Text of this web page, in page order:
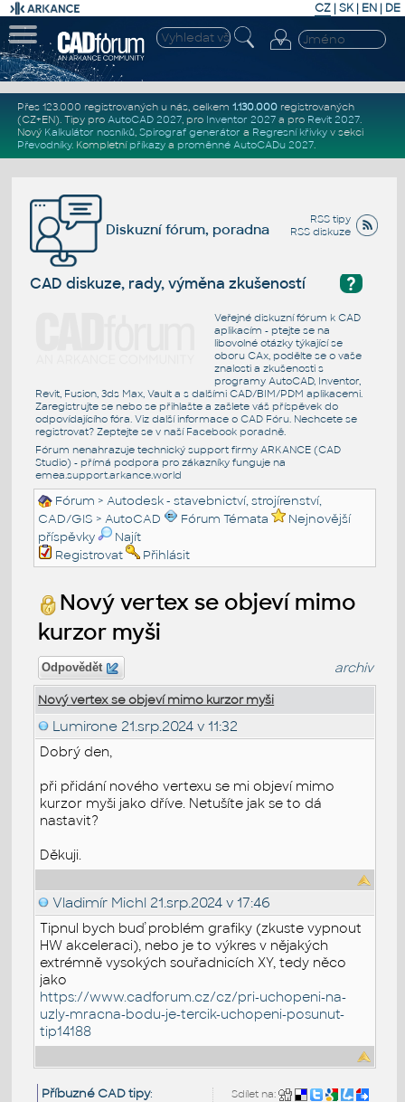
CZ | SK| EN | DE
Přes 123.000 registrovaných u nás, celkem 1.130.000registrovaných
(CZ+EN). Tipy pro AutoCAD 2027, pro Inventor 2027a pro Revit 2027.
Nový Kalkulátor nosníků, Spirograf generátor a Regresní křivkyv sekci
Převodníky. Kompletní příkazya proměnné AutoCADu 2027.
RSS tipy
RSS diskuze
Diskuzní fórum, poradna
?
CAD diskuze, rady, výměna zkušeností
Veřejné diskuzní fórum k CAD
aplikacím - ptejte se na
libovolné otázky týkající se
oboru CAx, podělte se o vaše
znalosti a zkušenosti s
programy AutoCAD, Inventor,
Revit, Fusion, 3ds Max, Vault a s dalšími CAD/BIM/PDM aplikacemi.
Zaregistrujte se nebo se přihlašte a zašlete váš příspěvek do
odpovídajícího fóra. Viz další informace o CAD Fóru. Nechcete se
registrovat? Zeptejte se v naší Facebook poradně.
Fórum nenahrazuje technický support firmy ARKANCE (CAD
Studio) - přímá podpora pro zákazníky funguje na
emea.support.arkance.world
Fórum >Autodesk - stavebnictví, strojírenství,
CAD/GIS >AutoCAD Fórum Témata
Nejnovější
příspěvky
Najít
Registrovat
Přihlásit
Nový vertex se objeví mimo
kurzor myši
Odpovědět archiv
Nový vertex se objeví mimo kurzor myši
Lumirone 21.srp.2024 v 11:32
Dobrý den,
při přidání nového vertexu se mi objeví mimo
kurzor myši jako dříve. Netušíte jak se to dá
nastavit?
Děkuji.
Vladimír Michl 21.srp.2024 v 17:46
Tipnul bych buď problém grafiky (zkuste vypnout
HW akceleraci), nebo je to výkres v nějakých
extrémně vysokých souřadnicích XY, tedy něco
jako
https://www.cadforum.cz/cz/pri-uchopeni-na-
uzly-mracna-bodu-je-tercik-uchopeni-posunut-
tip14188
Sdílet na:
Příbuzné CAD tipy: